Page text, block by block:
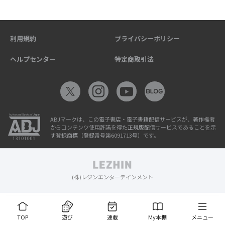
TOP 遊び 連載 My本棚 メニュー
利用規約 プライバシーポリシー
ヘルプセンター 特定商取引法
ABJマークは、この電子書店・電子書籍配信サービスが、著作権者
からコンテンツ使用許諾を得た正規版配信サービスであることを示
す登録商標（登録番号第6091713号）です。
(株)レジンエンターテインメント